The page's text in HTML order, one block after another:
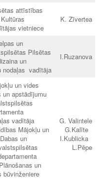
attīstības
vietniece
K. Zīvertea
un
Pilsētas
un
nodaļas vadītāja
I.Ruzanova
un vides
un apstādījumu
vadītāja
Mājokļu un
un
un
būvinženiere
G. Valintele
G.Kalīte
I.Kublicka
L.Pēpe